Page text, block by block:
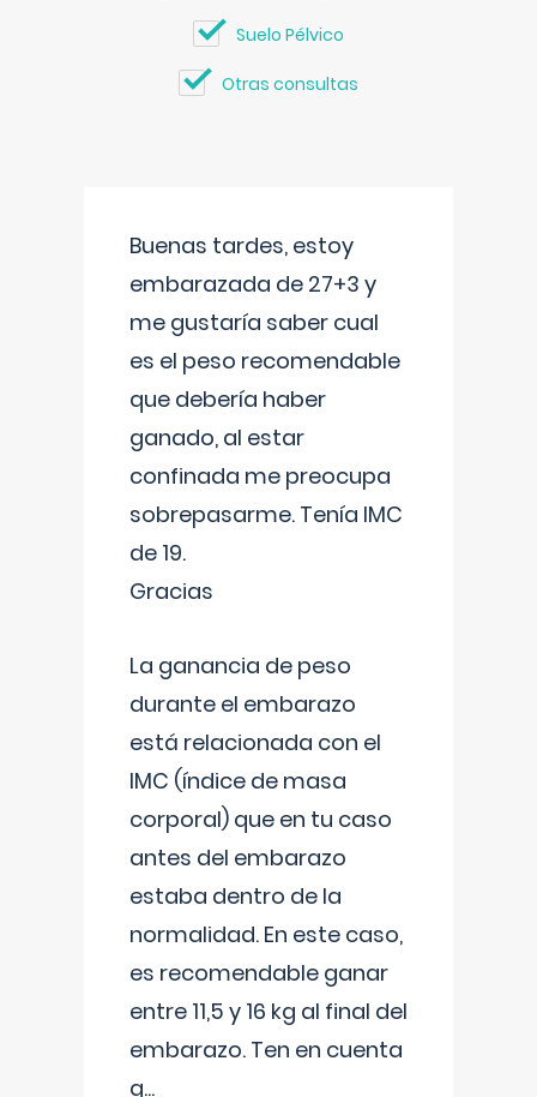
Suelo Pélvico
Otras consultas
Buenas tardes, estoy
embarazada de 27+3 y
me gustaría saber cual
es el peso recomendable
que debería haber
ganado, al estar
confinada me preocupa
sobrepasarme. Tenía IMC
de 19.
Gracias
La ganancia de peso
durante el embarazo
está relacionada con el
IMC (índice de masa
corporal) que en tu caso
antes del embarazo
estaba dentro de la
normalidad. En este caso,
es recomendable ganar
entre 11,5 y 16 kg al final del
embarazo. Ten en cuenta
q...